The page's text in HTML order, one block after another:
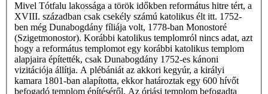
Mivel Tótfalu lakossága a török időkben református hitre tért, a
XVIII. században csak csekély számú katolikus élt itt. 1752-
ben még Dunabogdány fíliája volt, 1778-ban Monostoré
(Szigetmonostor). Korábbi katolikus templomról nincs adat, azt
hogy a református templomot egy korábbi katolikus templom
alapjaira építették, csak Dunabogdány 1752-es kánoni
vizitációja állítja. A plébániát az akkori kegyúr, a királyi
kamara 1801-ban alapította, ekkor határoztak egy 600 hívőt
befogadó templom építéséről. Az óriási templom befogadta